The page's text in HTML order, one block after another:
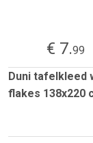
€ 7.99
Duni tafelkleed
flakes 138x220